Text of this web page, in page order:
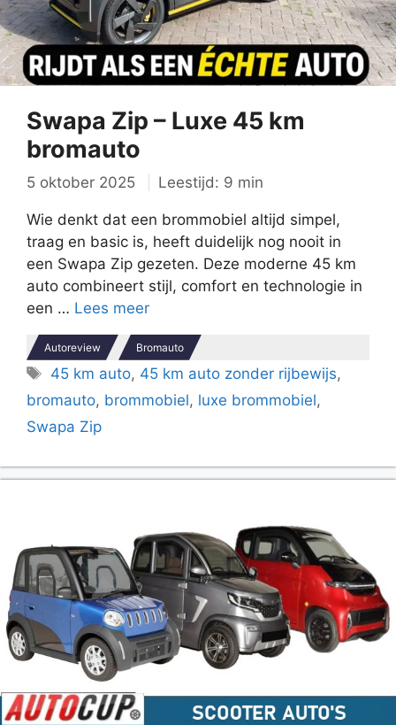
Swapa Zip – Luxe 45 km
bromauto
5 oktober 2025 Leestijd: 9 min
Wie denkt dat een brommobiel altijd simpel,
traag en basic is, heeft duidelijk nog nooit in
een Swapa Zip gezeten. Deze moderne 45 km
auto combineert stijl, comfort en technologie in
een … Lees meer
Autoreview Bromauto
Tags
45 km auto, 45 km auto zonder rijbewijs,
bromauto, brommobiel, luxe brommobiel,
Swapa Zip